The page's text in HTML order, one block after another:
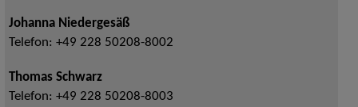
Johanna Niedergesäß
Telefon: +49 228 50208-8002
Thomas Schwarz
Telefon: +49 228 50208-8003